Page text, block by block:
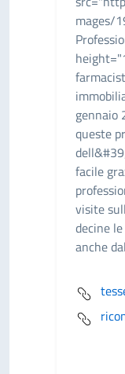
mages/
gennaio
queste
facile
visite
decine
anche